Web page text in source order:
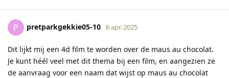
P pretparkgekkie05-10 6 apr. 2025
Dit lijkt mij een 4d film te worden over de maus au chocolat.
Je kunt héél veel met dit thema bij een film, en aangezien ze
de aanvraag voor een naam dat wijst op maus au chocolat